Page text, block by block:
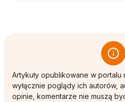
Artykuły opublikowane w portalu
wyłącznie poglądy ich autorów,
opinie, komentarze nie muszą